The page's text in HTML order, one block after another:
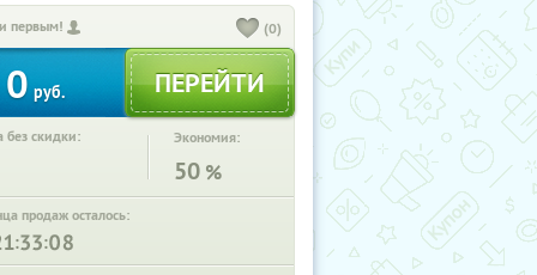
первым! (0)
0 руб.
без скидки: Экономия:
50 %
продаж осталось:
: :